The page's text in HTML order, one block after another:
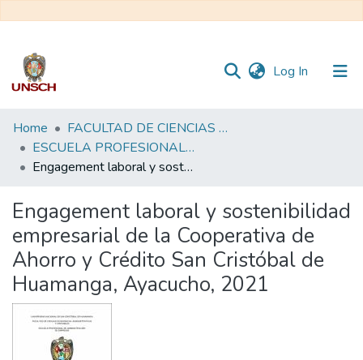
Log In (current)
Communities
&
Collections
Statistics
Home
FACULTAD DE CIENCIAS ECONÓMICAS, ADMINISTRATIVAS Y CONTABLES
ESCUELA PROFESIONAL DE ADMINISTRACIÓN DE EMPRESAS
Engagement laboral y sostenibilidad empresarial de la Cooperativa de Ahorro y Crédito San Cristóbal de Huamanga, Ayacucho, 2021
Engagement laboral y sostenibilidad
empresarial de la Cooperativa de
Ahorro y Crédito San Cristóbal de
Huamanga, Ayacucho, 2021